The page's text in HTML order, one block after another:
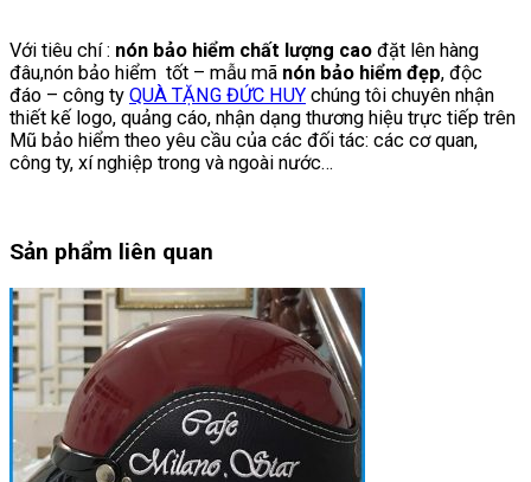
Với tiêu chí : nón bảo hiểm chất lượng cao đặt lên hàng
đâu,nón bảo hiểm tốt – mẫu mã nón bảo hiểm đẹp, độc
đáo – công ty QUÀ TẶNG ĐỨC HUY chúng tôi chuyên nhận
thiết kế logo, quảng cáo, nhận dạng thương hiệu trực tiếp trên
Mũ bảo hiểm theo yêu cầu của các đối tác: các cơ quan,
công ty, xí nghiệp trong và ngoài nước…
Sản phẩm liên quan